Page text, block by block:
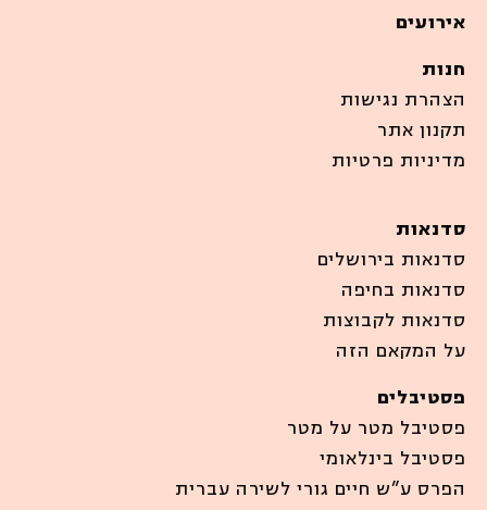
אירועים
חנות
הצהרת נגישות
תקנון אתר
מדיניות פרטיות
סדנאות
סדנאות בירושלים
סדנאות בחיפה
סדנאות לקבוצות
על המקאם הזה
פסטיבלים
פסטיבל מטר על מטר
פסטיבל בינלאומי
הפרס ע”ש חיים גורי לשירה עברית